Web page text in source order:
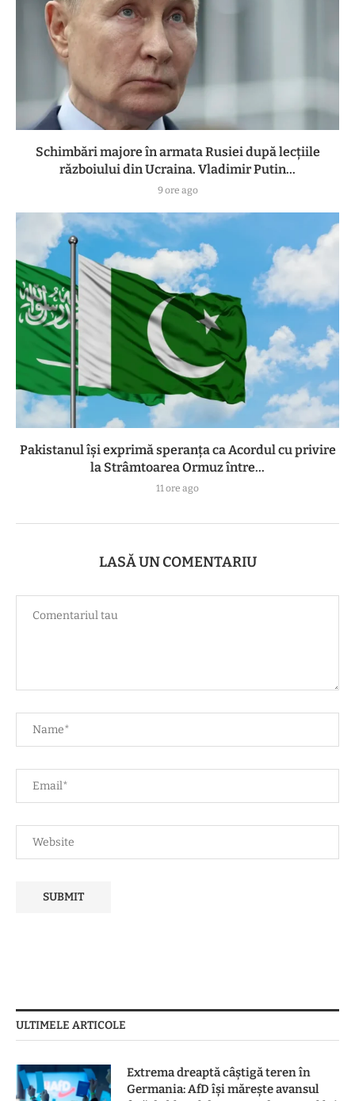
Schimbări majore în armata Rusiei după lecțiile
războiului din Ucraina. Vladimir Putin...
9 ore ago
Pakistanul îşi exprimă speranţa ca Acordul cu privire
la Strâmtoarea Ormuz între...
11 ore ago
LASĂ UN COMENTARIU
ULTIMELE ARTICOLE
Extrema dreaptă câștigă teren în
Germania: AfD își mărește avansul